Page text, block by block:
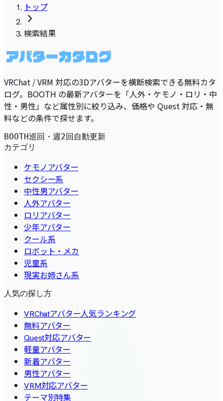
トップ
検索結果
VRChat / VRM 対応の3Dアバターを横断検索できる無料カタ
ログ。BOOTH の最新アバターを「人外・ケモノ・ロリ・中
性・男性」など属性別に絞り込み、価格や Quest 対応・無
料などの条件で探せます。
BOOTH巡回・週2回自動更新
カテゴリ
ケモノアバター
セクシー系
中性男アバター
人外アバター
ロリアバター
少年アバター
クール系
ロボット・メカ
児童系
現実お姉さん系
人気の探し方
VRChatアバター人気ランキング
無料アバター
Quest対応アバター
軽量アバター
新着アバター
男性アバター
VRM対応アバター
テーマ別特集